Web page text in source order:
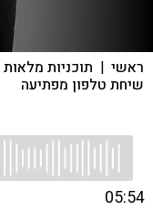
ראשי | תוכניות מלאות
שיחת טלפון מפתיעה
05:54